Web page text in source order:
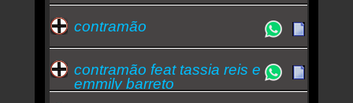
contramão
contramão feat tassia reis e
emmily barreto